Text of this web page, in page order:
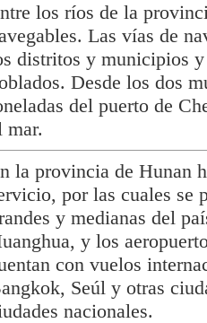
los ríos de la
Las vías de
distritos y municipios
Desde los dos
del puerto de
mar.
la provincia de Hunan
por las cuales se
y medianas del
y los
con vuelos
Seúl y otras
nacionales.